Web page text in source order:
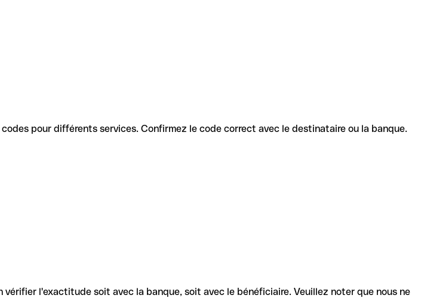
pour différents services. Confirmez le code correct avec le destinataire ou la banque.
l'exactitude soit avec la banque, soit avec le bénéficiaire. Veuillez noter que nous ne